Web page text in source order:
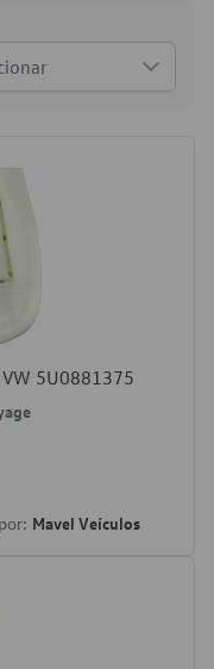
5U0881375
Mavel Veículos